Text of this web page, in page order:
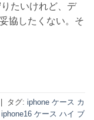
たいけれど、デ
協したくない。そ
タグ: iphone ケース カ
iphone16 ケース ハイ ブ